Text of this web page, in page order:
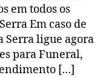
em todos os
Em caso de
Serra ligue agora
para Funeral,
[…]